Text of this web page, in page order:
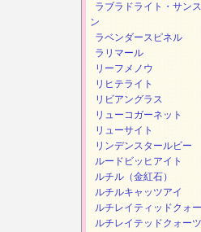
ラブラドライト・サン
ン
ラベンダースピネル
ラリマール
リーフメノウ
リヒテライト
リビアングラス
リューコガーネット
リューサイト
リンデンスタールビー
ルードビッヒアイト
ルチル（金紅石）
ルチルキャッツアイ
ルチレイティッドクォ
ルチレイテッドクォー